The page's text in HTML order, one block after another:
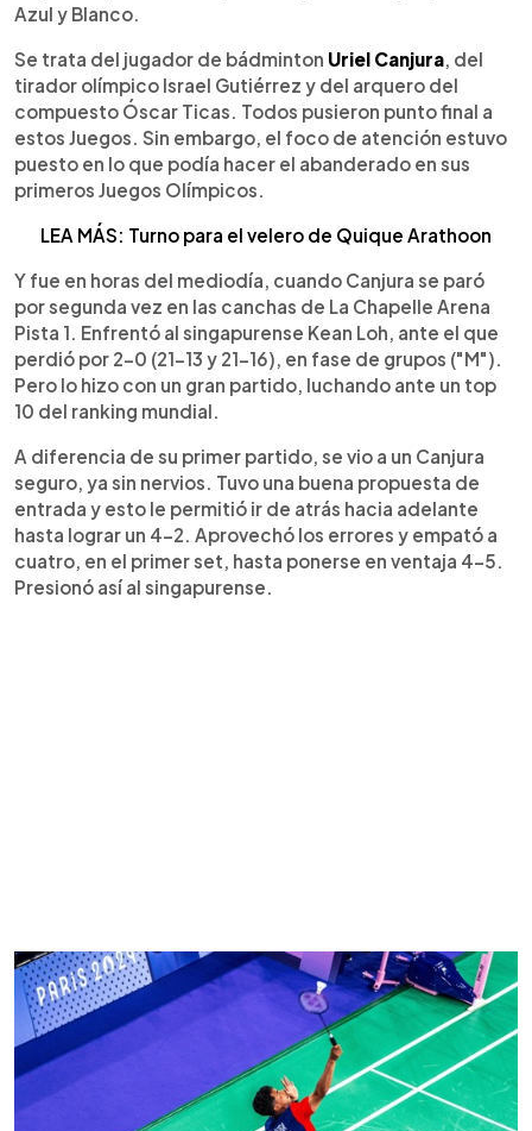
Azul y Blanco.
Se trata del jugador de bádminton Uriel Canjura , del
tirador olímpico Israel Gutiérrez y del arquero del
compuesto Óscar Ticas. Todos pusieron punto final a
estos Juegos. Sin embargo, el foco de atención estuvo
puesto en lo que podía hacer el abanderado en sus
primeros Juegos Olímpicos.
LEA MÁS: Turno para el velero de Quique Arathoon
Y fue en horas del mediodía, cuando Canjura se paró
por segunda vez en las canchas de La Chapelle Arena
Pista 1. Enfrentó al singapurense Kean Loh, ante el que
perdió por 2-0 (21-13 y 21-16), en fase de grupos ("M").
Pero lo hizo con un gran partido, luchando ante un top
10 del ranking mundial.
A diferencia de su primer partido, se vio a un Canjura
seguro, ya sin nervios. Tuvo una buena propuesta de
entrada y esto le permitió ir de atrás hacia adelante
hasta lograr un 4-2. Aprovechó los errores y empató a
cuatro, en el primer set, hasta ponerse en ventaja 4-5.
Presionó así al singapurense.